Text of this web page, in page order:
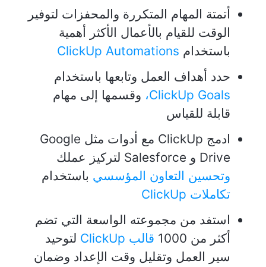
أتمتة المهام المتكررة والمحفزات لتوفير
الوقت للقيام بالأعمال الأكثر أهمية
باستخدام ClickUp Automations
حدد أهداف العمل وتابعها باستخدام
ClickUp Goals، وقسمها إلى مهام
قابلة للقياس
ادمج ClickUp مع أدوات مثل Google
Drive و Salesforce لتركيز عملك
وتحسين التعاون المؤسسي باستخدام
تكاملات ClickUp
استفد من مجموعته الواسعة التي تضم
أكثر من 1000
قالب ClickUp
لتوحيد
سير العمل وتقليل وقت الإعداد وضمان